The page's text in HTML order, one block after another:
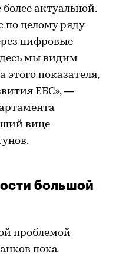
актуальной.
по целому ряду
цифровые
мы видим
этого показателя,
ЕБС», —
вице-
большой
проблемой
пока